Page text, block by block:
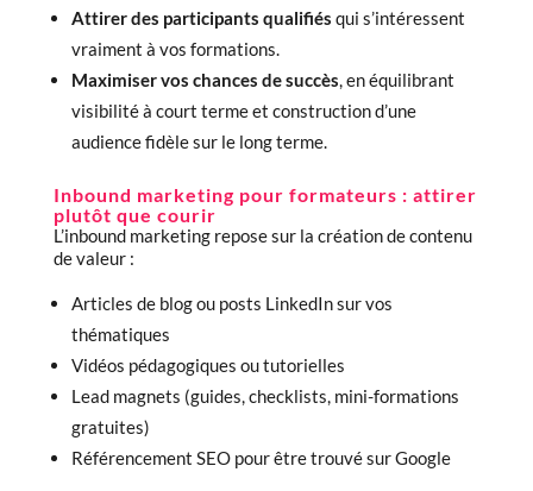
Attirer des participants qualifiés qui s’intéressent
vraiment à vos formations.
Maximiser vos chances de succès, en équilibrant
visibilité à court terme et construction d’une
audience fidèle sur le long terme.
Inbound marketing pour formateurs : attirer
plutôt que courir
L’inbound marketing repose sur la création de contenu
de valeur :
Articles de blog ou posts LinkedIn sur vos
thématiques
Vidéos pédagogiques ou tutorielles
Lead magnets (guides, checklists, mini-formations
gratuites)
Référencement SEO pour être trouvé sur Google